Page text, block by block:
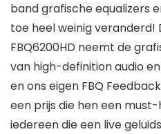
band grafische equalizers
toe heel weinig veranderd!
FBQ6200HD neemt de
van high-definition audio
en ons eigen FBQ
een prijs die hen een
iedereen die een live